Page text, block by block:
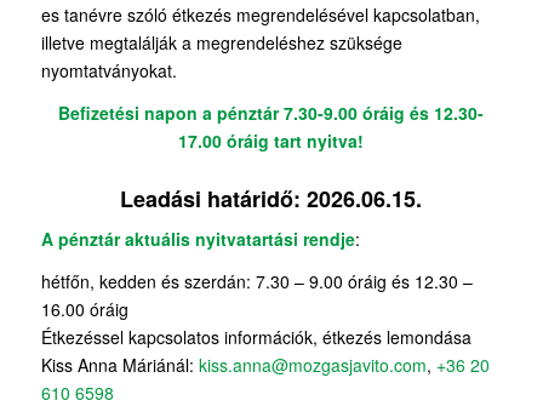
es tanévre szóló étkezés megrendelésével kapcsolatban,
illetve megtalálják a megrendeléshez szüksége
nyomtatványokat.
Befizetési napon a pénztár 7.30-9.00 óráig és 12.30-
17.00 óráig tart nyitva!
Leadási határidő: 2026.06.15.
A pénztár aktuális nyitvatartási rendje:
hétfőn, kedden és szerdán: 7.30 – 9.00 óráig és 12.30 –
16.00 óráig
Étkezéssel kapcsolatos információk, étkezés lemondása
Kiss Anna Máriánál: kiss.anna@mozgasjavito.com, +36 20
610 6598